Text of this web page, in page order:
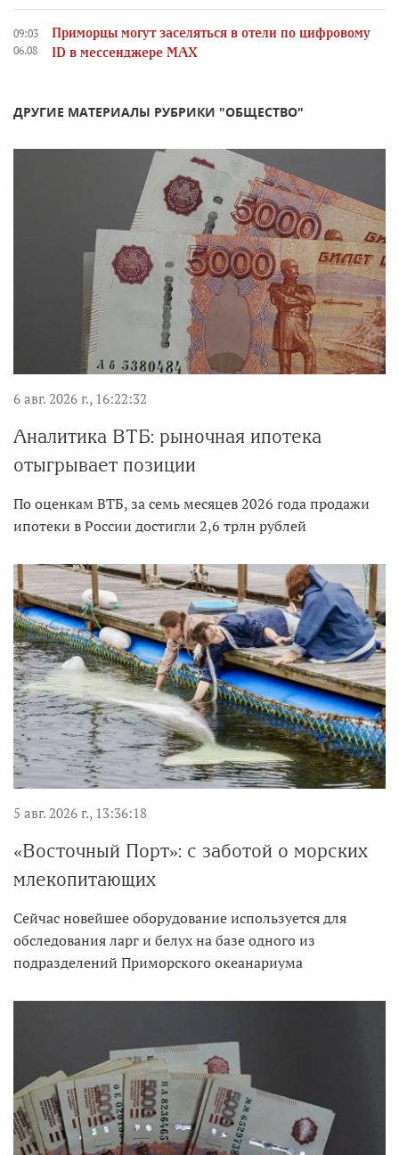
09:03
06.08
Приморцы могут заселяться в отели по цифровому
ID в мессенджере MAX
ДРУГИЕ МАТЕРИАЛЫ РУБРИКИ "ОБЩЕСТВО"
6 авг. 2026 г., 16:22:32
Аналитика ВТБ: рыночная ипотека
отыгрывает позиции
По оценкам ВТБ, за семь месяцев 2026 года продажи
ипотеки в России достигли 2,6 трлн рублей
5 авг. 2026 г., 13:36:18
«Восточный Порт»: с заботой о морских
млекопитающих
Сейчас новейшее оборудование используется для
обследования ларг и белух на базе одного из
подразделений Приморского океанариума